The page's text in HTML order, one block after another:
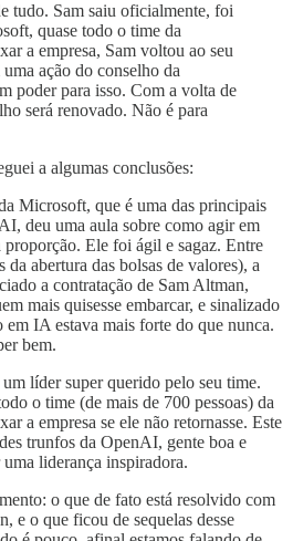
tudo. Sam saiu oficialmente, foi
quase todo o time da
a empresa, Sam voltou ao seu
ação do conselho da
poder para isso. Com a volta de
será renovado. Não é para
a algumas conclusões:
Microsoft, que é uma das principais
deu uma aula sobre como agir em
proporção. Ele foi ágil e sagaz. Entre
da abertura das bolsas de valores), a
a contratação de Sam Altman,
mais quisesse embarcar, e sinalizado
em IA estava mais forte do que nunca.
bem.
líder super querido pelo seu time.
o time (de mais de 700 pessoas) da
a empresa se ele não retornasse. Este
trunfos da OpenAI, gente boa e
liderança inspiradora.
o que de fato está resolvido com
e o que ficou de sequelas desse